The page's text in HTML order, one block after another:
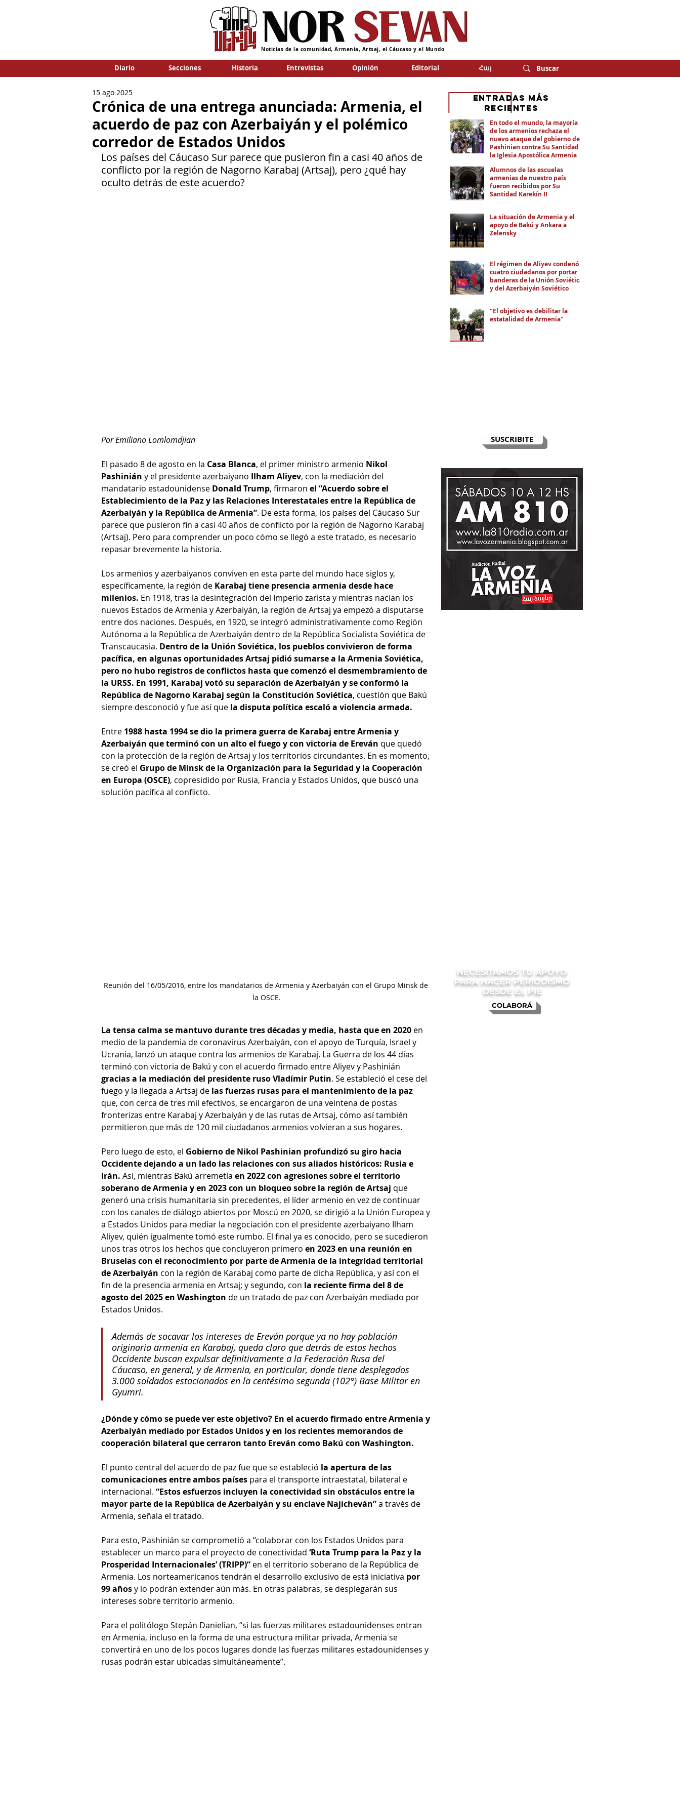
Noticias de la comunidad, Armenia, Artsaj, el Cáucaso y el Mundo
Diario Secciones Historia Entrevistas Opinión Editorial Հայ
Crónica de una entrega anunciada: Armenia, el
acuerdo de paz con Azerbaiyán y el polémico
corredor de Estados Unidos
15 ago 2025
Los países del Cáucaso Sur parece que pusieron fin a casi 40 años de
conflicto por la región de Nagorno Karabaj (Artsaj), pero ¿qué hay
oculto detrás de este acuerdo?
Por Emiliano Lomlomdjian
El pasado 8 de agosto en la Casa Blanca, el primer ministro armenio Nikol
Pashinián y el presidente azerbaiyano Ilham Aliyev, con la mediación del
mandatario estadounidense Donald Trump, firmaron el “Acuerdo sobre el
Establecimiento de la Paz y las Relaciones Interestatales entre la República de
Azerbaiyán y la República de Armenia”. De esta forma, los países del Cáucaso Sur
parece que pusieron fin a casi 40 años de conflicto por la región de Nagorno Karabaj
(Artsaj). Pero para comprender un poco cómo se llegó a este tratado, es necesario
repasar brevemente la historia.
Los armenios y azerbaiyanos conviven en esta parte del mundo hace siglos y,
específicamente, la región de Karabaj tiene presencia armenia desde hace
milenios. En 1918, tras la desintegración del Imperio zarista y mientras nacían los
nuevos Estados de Armenia y Azerbaiyán, la región de Artsaj ya empezó a disputarse
entre dos naciones. Después, en 1920, se integró administrativamente como Región
Autónoma a la República de Azerbaiyán dentro de la República Socialista Soviética de
Transcaucasia. Dentro de la Unión Soviética, los pueblos convivieron de forma
pacífica, en algunas oportunidades Artsaj pidió sumarse a la Armenia Soviética,
pero no hubo registros de conflictos hasta que comenzó el desmembramiento de
la URSS. En 1991, Karabaj votó su separación de Azerbaiyán y se conformó la
República de Nagorno Karabaj según la Constitución Soviética, cuestión que Bakú
siempre desconoció y fue así que la disputa política escaló a violencia armada.
Entre 1988 hasta 1994 se dio la primera guerra de Karabaj entre Armenia y
Azerbaiyán que terminó con un alto el fuego y con victoria de Ereván que quedó
con la protección de la región de Artsaj y los territorios circundantes.​ En es momento,
se creó el Grupo de Minsk de la Organización para la Seguridad y la Cooperación
en Europa (OSCE), copresidido por Rusia, Francia y Estados Unidos, que buscó una
solución pacífica al conflicto.
Reunión del 16/05/2016, entre los mandatarios de Armenia y Azerbaiyán con el Grupo Minsk de
la OSCE.
La tensa calma se mantuvo durante tres décadas y media, hasta que en 2020 en
medio de la pandemia de coronavirus Azerbaiyán, con el apoyo de Turquía, Israel y
Ucrania, lanzó un ataque contra los armenios de Karabaj. La Guerra de los 44 días
terminó con victoria de Bakú y con el acuerdo firmado entre Aliyev y Pashinián
gracias a la mediación del presidente ruso Vladímir Putin. Se estableció el cese del
fuego y la llegada a Artsaj de las fuerzas rusas para el mantenimiento de la paz
que, con cerca de tres mil efectivos, se encargaron de una veintena de postas
fronterizas entre Karabaj y Azerbaiyán y de las rutas de Artsaj, cómo así también
permitieron que más de 120 mil ciudadanos armenios volvieran a sus hogares.
Pero luego de esto, el Gobierno de Nikol Pashinian profundizó su giro hacia
Occidente dejando a un lado las relaciones con sus aliados históricos: Rusia e
Irán. Así, mientras Bakú arremetía en 2022 con agresiones sobre el territorio
soberano de Armenia y en 2023 con un bloqueo sobre la región de Artsaj que
generó una crisis humanitaria sin precedentes, el líder armenio en vez de continuar
con los canales de diálogo abiertos por Moscú en 2020, se dirigió a la Unión Europea y
a Estados Unidos para mediar la negociación con el presidente azerbaiyano Ilham
Aliyev, quién igualmente tomó este rumbo. El final ya es conocido, pero se sucedieron
unos tras otros los hechos que concluyeron primero en 2023 en una reunión en
Bruselas con el reconocimiento por parte de Armenia de la integridad territorial
de Azerbaiyán con la región de Karabaj como parte de dicha República, y así con el
fin de la presencia armenia en Artsaj; y segundo, con la reciente firma del 8 de
agosto del 2025 en Washington de un tratado de paz con Azerbaiyán mediado por
Estados Unidos.
Además de socavar los intereses de Ereván porque ya no hay población
originaria armenia en Karabaj, queda claro que detrás de estos hechos
Occidente buscan expulsar definitivamente a la Federación Rusa del
Cáucaso, en general, y de Armenia, en particular, donde tiene desplegados
3.000 soldados estacionados en la centésimo segunda (102°) Base Militar en
Gyumri.
¿Dónde y cómo se puede ver este objetivo? En el acuerdo firmado entre Armenia y
Azerbaiyán mediado por Estados Unidos y en los recientes memorandos de
cooperación bilateral que cerraron tanto Ereván como Bakú con Washington.
El punto central del acuerdo de paz fue que se estableció la apertura de las
comunicaciones entre ambos países para el transporte intraestatal, bilateral e
internacional. “Estos esfuerzos incluyen la conectividad sin obstáculos entre la
mayor parte de la República de Azerbaiyán y su enclave Najicheván” a través de
Armenia, señala el tratado.
Para esto, Pashinián se comprometió a “colaborar con los Estados Unidos para
establecer un marco para el proyecto de conectividad ‘Ruta Trump para la Paz y la
Prosperidad Internacionales’ (TRIPP)” en el territorio soberano de la República de
Armenia. Los norteamericanos tendrán el desarrollo exclusivo de está iniciativa por
99 años y lo podrán extender aún más. En otras palabras, se desplegarán sus
intereses sobre territorio armenio.
Para el politólogo Stepán Danielian, “si las fuerzas militares estadounidenses entran
en Armenia, incluso en la forma de una estructura militar privada, Armenia se
convertirá en uno de los pocos lugares donde las fuerzas militares estadounidenses y
rusas podrán estar ubicadas simultáneamente”.
SUSCRIBITE
En todo el mundo, la mayoría
de los armenios rechaza el
nuevo ataque del gobierno de
Pashinian contra Su Santidad y
la Iglesia Apostólica Armenia
Alumnos de las escuelas
armenias de nuestro país
fueron recibidos por Su
Santidad Karekín II
La situación de Armenia y el
apoyo de Bakú y Ankara a
Zelensky
El régimen de Aliyev condenó a
cuatro ciudadanos por portar
banderas de la Unión Soviética
y del Azerbaiyán Soviético
"El objetivo es debilitar la
estatalidad de Armenia"
eNTRADAS MÁS
RECIENTES
COLABORÁ
NECESITAMOS TU APOYO
PARA HACER PERIODISMO
DESDE EL PIE